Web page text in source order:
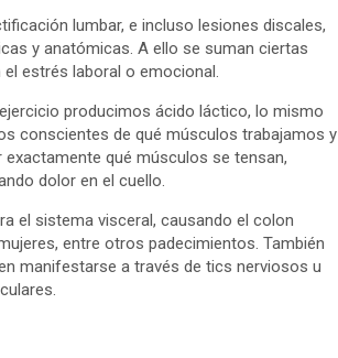
lumbar, e incluso lesiones discales,
y anatómicas. A ello se suman ciertas
estrés laboral o emocional.
producimos ácido láctico, lo mismo
conscientes de qué músculos trabajamos y
qué músculos se tensan,
dolor en el cuello.
el sistema visceral, causando el colon
entre otros padecimientos. También
manifestarse a través de tics nerviosos u